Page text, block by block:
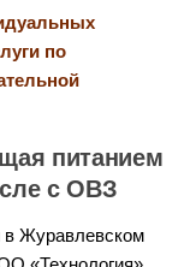
по
питанием
с ОВЗ
Журавлевском